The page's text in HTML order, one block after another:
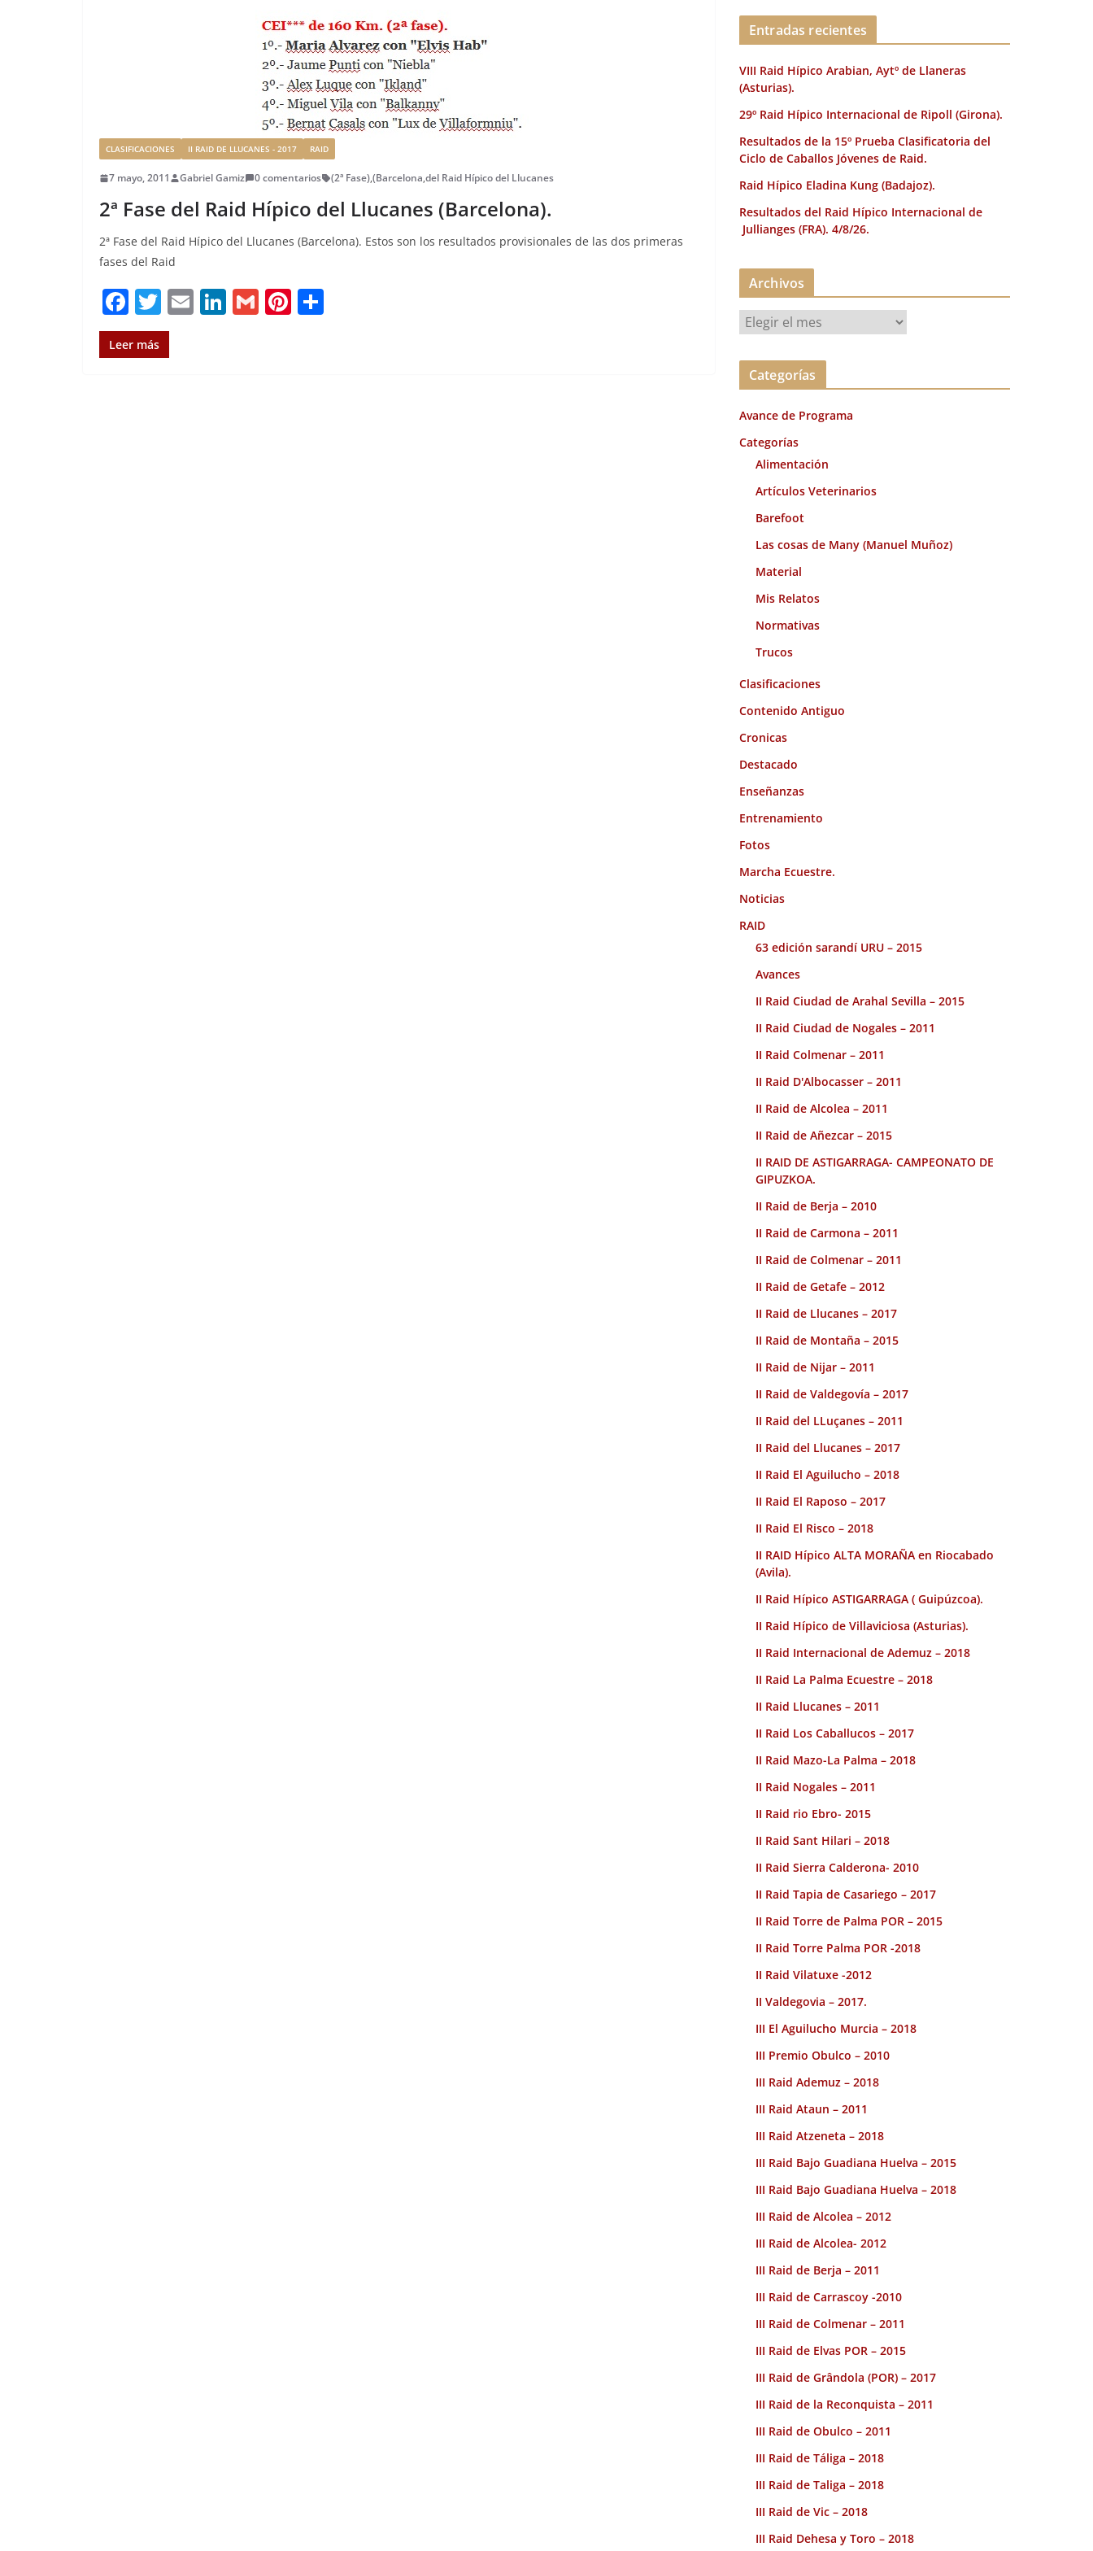
CLASIFICACIONES II RAID DE LLUCANES - 2017 RAID
7 mayo, 2011 Gabriel Gamiz 0 comentarios (2ª Fase),(Barcelona,del Raid Hípico del Llucanes
2ª Fase del Raid Hípico del Llucanes (Barcelona).
2ª Fase del Raid Hípico del Llucanes (Barcelona). Estos son los resultados provisionales de las dos primeras
fases del Raid
F
a
c
T
w
it
E Li G Pi
Leer más
Entradas recientes
VIII Raid Hípico Arabian, Aytº de Llaneras
(Asturias).
29º Raid Hípico Internacional de Ripoll (Girona).
Resultados de la 15º Prueba Clasificatoria del
Ciclo de Caballos Jóvenes de Raid.
Raid Hípico Eladina Kung (Badajoz).
Resultados del Raid Hípico Internacional de
Jullianges (FRA). 4/8/26.
Archivos
r
c
v
o
Categorías
Avance de Programa
Categorías
Alimentación
Artículos Veterinarios
Barefoot
Las cosas de Many (Manuel Muñoz)
Material
Mis Relatos
Normativas
Trucos
Clasificaciones
Contenido Antiguo
Cronicas
Destacado
Enseñanzas
Entrenamiento
Fotos
Marcha Ecuestre.
Noticias
RAID
63 edición sarandí URU – 2015
Avances
II Raid Ciudad de Arahal Sevilla – 2015
II Raid Ciudad de Nogales – 2011
II Raid Colmenar – 2011
II Raid D'Albocasser – 2011
II Raid de Alcolea – 2011
II Raid de Añezcar – 2015
II RAID DE ASTIGARRAGA- CAMPEONATO DE
GIPUZKOA.
II Raid de Berja – 2010
II Raid de Carmona – 2011
II Raid de Colmenar – 2011
II Raid de Getafe – 2012
II Raid de Llucanes – 2017
II Raid de Montaña – 2015
II Raid de Nijar – 2011
II Raid de Valdegovía – 2017
II Raid del LLuçanes – 2011
II Raid del Llucanes – 2017
II Raid El Aguilucho – 2018
II Raid El Raposo – 2017
II Raid El Risco – 2018
II RAID Hípico ALTA MORAÑA en Riocabado
(Avila).
II Raid Hípico ASTIGARRAGA ( Guipúzcoa).
II Raid Hípico de Villaviciosa (Asturias).
II Raid Internacional de Ademuz – 2018
II Raid La Palma Ecuestre – 2018
II Raid Llucanes – 2011
II Raid Los Caballucos – 2017
II Raid Mazo-La Palma – 2018
II Raid Nogales – 2011
II Raid rio Ebro- 2015
II Raid Sant Hilari – 2018
II Raid Sierra Calderona- 2010
II Raid Tapia de Casariego – 2017
II Raid Torre de Palma POR – 2015
II Raid Torre Palma POR -2018
II Raid Vilatuxe -2012
II Valdegovia – 2017.
III El Aguilucho Murcia – 2018
III Premio Obulco – 2010
III Raid Ademuz – 2018
III Raid Ataun – 2011
III Raid Atzeneta – 2018
III Raid Bajo Guadiana Huelva – 2015
III Raid Bajo Guadiana Huelva – 2018
III Raid de Alcolea – 2012
III Raid de Alcolea- 2012
III Raid de Berja – 2011
III Raid de Carrascoy -2010
III Raid de Colmenar – 2011
III Raid de Elvas POR – 2015
III Raid de Grândola (POR) – 2017
III Raid de la Reconquista – 2011
III Raid de Obulco – 2011
III Raid de Táliga – 2018
III Raid de Taliga – 2018
III Raid de Vic – 2018
III Raid Dehesa y Toro – 2018